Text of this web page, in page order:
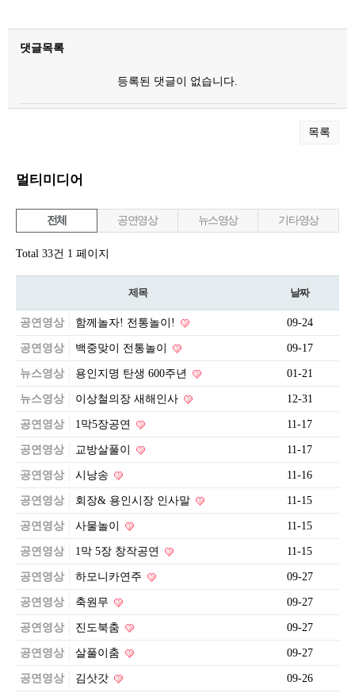
댓글목록
등록된 댓글이 없습니다.
목록
멀티미디어
전체 공연영상 뉴스영상 기타영상
Total 33건 1 페이지
제목 날짜
공연영상 함께놀자! 전통놀이! 09-24
공연영상 백중맞이 전통놀이 09-17
뉴스영상 용인지명 탄생 600주년 01-21
뉴스영상 이상철의장 새해인사 12-31
공연영상 1막5장공연 11-17
공연영상 교방살풀이 11-17
공연영상 시낭송 11-16
공연영상 회장& 용인시장 인사말 11-15
공연영상 사물놀이 11-15
공연영상 1막 5장 창작공연 11-15
공연영상 하모니카연주 09-27
공연영상 축원무 09-27
공연영상 진도북춤 09-27
공연영상 살풀이춤 09-27
공연영상 김삿갓 09-26